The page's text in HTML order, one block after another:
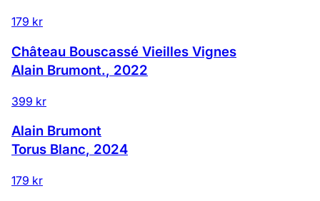
179 kr
Château Bouscassé Vieilles Vignes
Alain Brumont., 2022
399 kr
Alain Brumont
Torus Blanc, 2024
179 kr